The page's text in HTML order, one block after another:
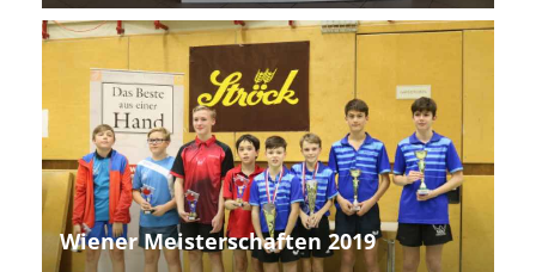
Wiener Meisterschaften 2019